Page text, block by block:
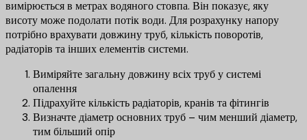
вимірюється в метрах водяного стовпа. Він показує, яку
висоту може подолати потік води. Для розрахунку напору
потрібно врахувати довжину труб, кількість поворотів,
радіаторів та інших елементів системи.
Виміряйте загальну довжину всіх труб у системі
опалення
Підрахуйте кількість радіаторів, кранів та фітингів
Визначте діаметр основних труб – чим менший діаметр,
тим більший опір